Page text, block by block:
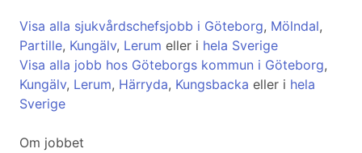
Visa alla sjukvårdschefsjobb i Göteborg, Mölndal,
Partille, Kungälv, Lerum eller i hela Sverige
Visa alla jobb hos Göteborgs kommun i Göteborg,
Kungälv, Lerum, Härryda, Kungsbacka eller i hela
Sverige
Om jobbet